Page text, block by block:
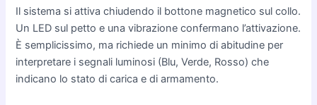
Il sistema si attiva chiudendo il bottone magnetico sul collo.
Un LED sul petto e una vibrazione confermano l’attivazione.
È semplicissimo, ma richiede un minimo di abitudine per
interpretare i segnali luminosi (Blu, Verde, Rosso) che
indicano lo stato di carica e di armamento.